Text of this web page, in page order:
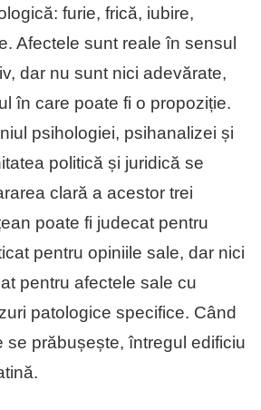
furie, frică, iubire,
Afectele sunt reale în sensul
dar nu sunt nici adevărate,
în care poate fi o propoziție.
psihologiei, psihanalizei și
politică și juridică se
clară a acestor trei
poate fi judecat pentru
pentru opiniile sale, dar nici
pentru afectele sale cu
patologice specifice. Când
se prăbușește, întregul edificiu